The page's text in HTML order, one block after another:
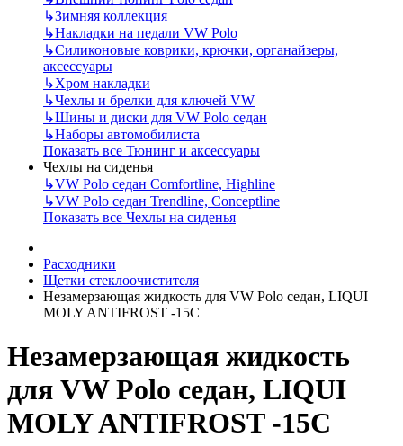
↳Зимняя коллекция
↳Накладки на педали VW Polo
↳Силиконовые коврики, крючки, органайзеры,
аксессуары
↳Хром накладки
↳Чехлы и брелки для ключей VW
↳Шины и диски для VW Polo седан
↳Наборы автомобилиста
Показать все Тюнинг и аксессуары
Чехлы на сиденья
↳VW Polo седан Comfortline, Highline
↳VW Polo седан Trendline, Conceptline
Показать все Чехлы на сиденья
Расходники
Щетки стеклоочистителя
Незамерзающая жидкость для VW Polo седан, LIQUI
MOLY ANTIFROST -15С
Незамерзающая жидкость
для VW Polo седан, LIQUI
MOLY ANTIFROST -15С